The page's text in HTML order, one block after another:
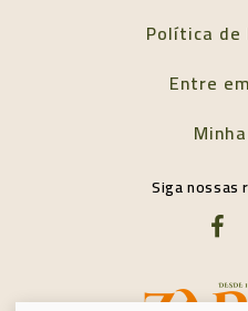
Política de
Entre
Siga nossas